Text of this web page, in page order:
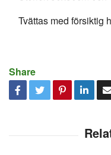
Tvättas med försiktig
Share